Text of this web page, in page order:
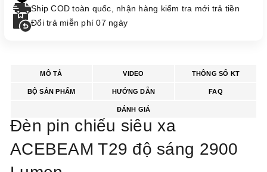
Ship COD toàn quốc, nhận hàng kiểm tra mới trả tiền
Đổi trả miễn phí 07 ngày
MÔ TẢ VIDEO THÔNG SỐ KT
BỘ SẢN PHẨM HƯỚNG DẪN FAQ
ĐÁNH GIÁ
Đèn pin chiếu siêu xa
ACEBEAM T29 độ sáng 2900